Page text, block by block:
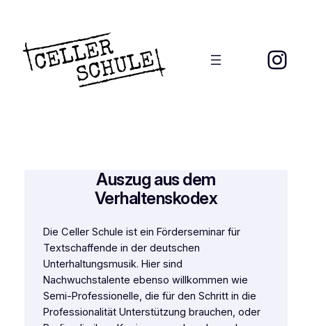
springen
Auszug aus dem
Verhaltenskodex
Die Celler Schule ist ein Förderseminar für
Textschaffende in der deutschen
Unterhaltungsmusik. Hier sind
Nachwuchstalente ebenso willkommen wie
Semi-Professionelle, die für den Schritt in die
Professionalität Unterstützung brauchen, oder